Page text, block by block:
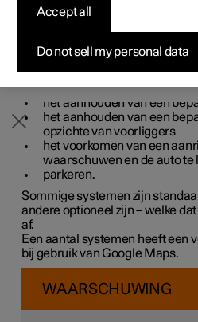
Pre-owned Polestar
Subscription
Samenstellen
Pre-owned Polestar
Preview evenement
Offerte aanvragen
Samenstellen
Tijdelijk voordeel
Zo werkt het
Financieringsopties
Aanmelden voor
Evenementen
helpen.
stuurhulp om de kans te
de eigen rijbaan verlaat of
voertuig
het aanhouden van een
het aanhouden van een
opzichte van voorliggers
het voorkomen van een
waarschuwen en de auto te
parkeren.
Sommige systemen zijn
andere optioneel zijn – welke
af.
Een aantal systemen heeft een
bij gebruik van Google Maps.
WAARSCHUWING
Do not sell my personal data
Accept all